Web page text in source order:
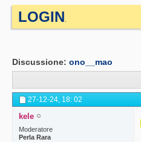
LOGIN.
Discussione: ono__mao
27-12-24, 18: 02
kele
Moderatore
Perla Rara